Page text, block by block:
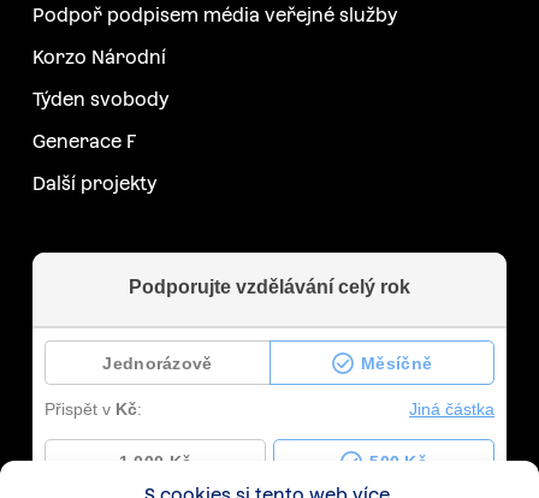
Podpoř podpisem média veřejné služby
Korzo Národní
Týden svobody
Generace F
Další projekty